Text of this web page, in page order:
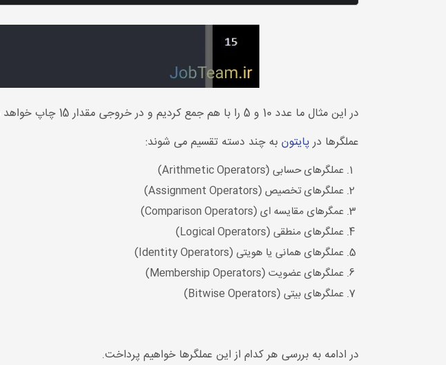
در این مثال ما عدد 10 و 5 را با هم جمع کردیم و در خروجی مقدار 15 چاپ خواهد شد.
عملگرها درپایتونبه چند دسته تقسیم می شوند:
عملگرهای حسابی (َArithmetic Operators)
عملگرهای تخصیص (Assignment Operators)
عمگرهای مقایسه ای (Comparison Operators)
عملگرهای منطقی (Logical Operators)
عملگرهای همانی یا هویتی (Identity Operators)
عملگرهای عضویت (Membership Operators)
عملگرهای بیتی (Bitwise Operators)
در ادامه به بررسی هر کدام از این عملگرها خواهیم پرداخت.